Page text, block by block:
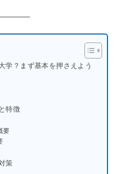
学？まず基本を押さえよう
特徴
要
策